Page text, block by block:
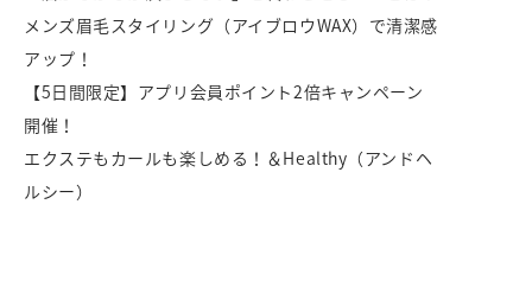
メンズ眉毛スタイリング（アイブロウWAX）で清潔感
アップ！
【5日間限定】アプリ会員ポイント2倍キャンペーン
開催！
エクステもカールも楽しめる！＆Healthy（アンドヘ
ルシー）